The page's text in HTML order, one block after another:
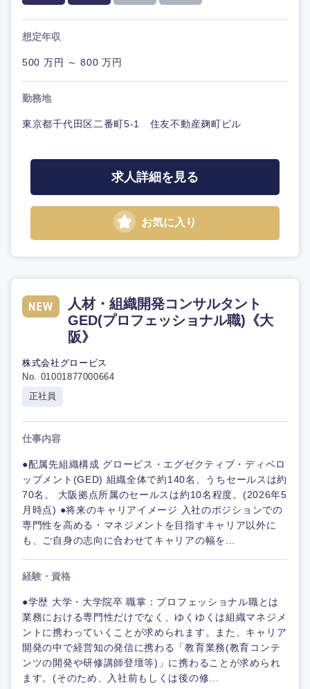
想定年収
500 万円 ～ 800 万円
勤務地
東京都千代田区二番町5-1 住友不動産麹町ビル
求人詳細を見る
お気に入り
人材・組織開発コンサルタント
GED(プロフェッショナル職)《大
阪》
株式会社グロービス
No. 01001877000664
正社員
仕事内容
●配属先組織構成 グロービス・エグゼクティブ・ディベロ
ップメント(GED) 組織全体で約140名、うちセールスは約
70名。 大阪拠点所属のセールスは約10名程度。(2026年5
月時点) ●将来のキャリアイメージ 入社のポジションでの
専門性を高める・マネジメントを目指すキャリア以外に
も、ご自身の志向に合わせてキャリアの幅を...
経験・資格
●学歴 大学・大学院卒 職掌：プロフェッショナル職とは
業務における専門性だけでなく、ゆくゆくは組織マネジメ
ントに携わっていくことが求められます。また、キャリア
開発の中で経営知の発信に携わる「教育業務(教育コンテ
ンツの開発や研修講師登壇等)」に携わることが求められ
ます。(そのため、入社前もしくは後の修...